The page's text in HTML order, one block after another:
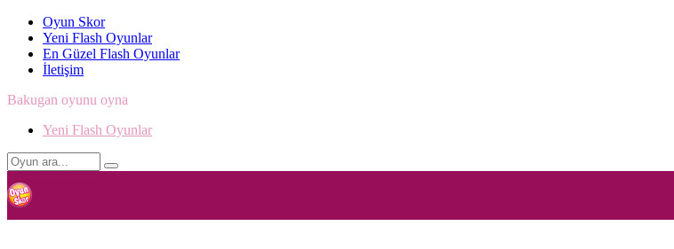
Oyun Skor
Yeni Flash Oyunlar
En Güzel Flash Oyunlar
İletişim
Bakugan oyunu oyna
Yeni Flash Oyunlar